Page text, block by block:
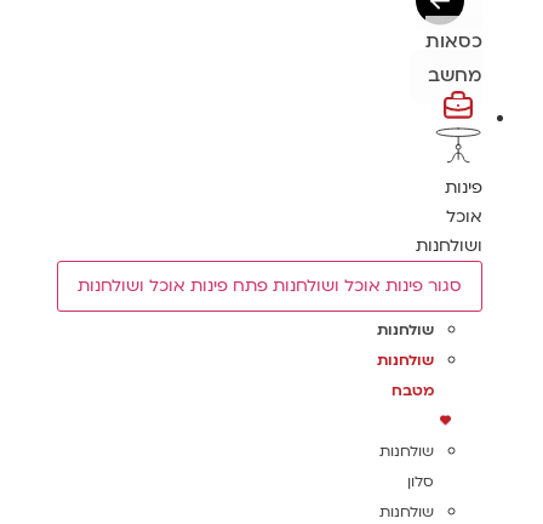
כסאות
מחשב
פינות
אוכל
ושולחנות
סגור פינות אוכל ושולחנות פתח פינות אוכל ושולחנות
שולחנות
שולחנות
מטבח
שולחנות
סלון
שולחנות